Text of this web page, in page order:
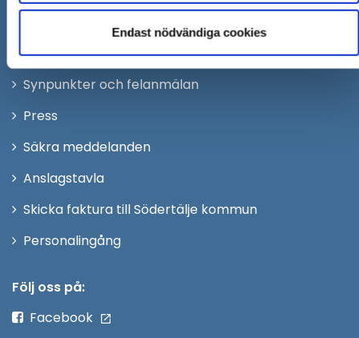
Endast nödvändiga cookies
kommun skickas
sodertalje.kommun@sodertalje.se
KontaktcenterÖppna
i
Synpunkter och felanmälan
Press
fönster
Säkra meddelanden
Anslagstavla
Skicka faktura till Södertälje kommun
PersonalingångÖppna
Följ oss på:
Facebook